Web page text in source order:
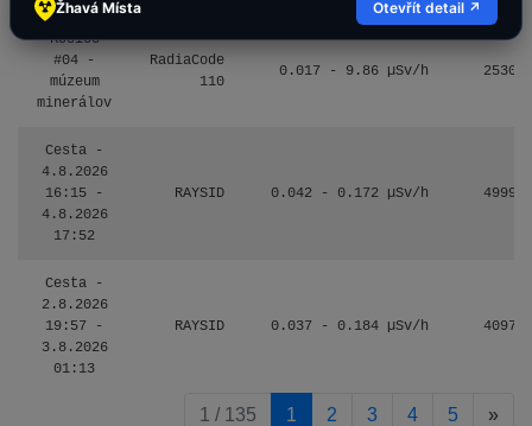
Košice
#04 -
múzeum
minerálov
RadiaCode
110
0.017 - 9.86 µSv/h 2530
Cesta -
4.8.2026
16:15 -
4.8.2026
17:52
RAYSID 0.042 - 0.172 µSv/h 4999
Cesta -
2.8.2026
19:57 -
3.8.2026
01:13
RAYSID 0.037 - 0.184 µSv/h 4097
1 / 135 1 2 3 4 5 »
Žhavá Místa Otevřít detail ↗